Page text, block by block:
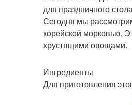
для праздничного
Сегодня мы
корейской морковью.
хрустящими овощами.
Ингредиенты
Для приготовления